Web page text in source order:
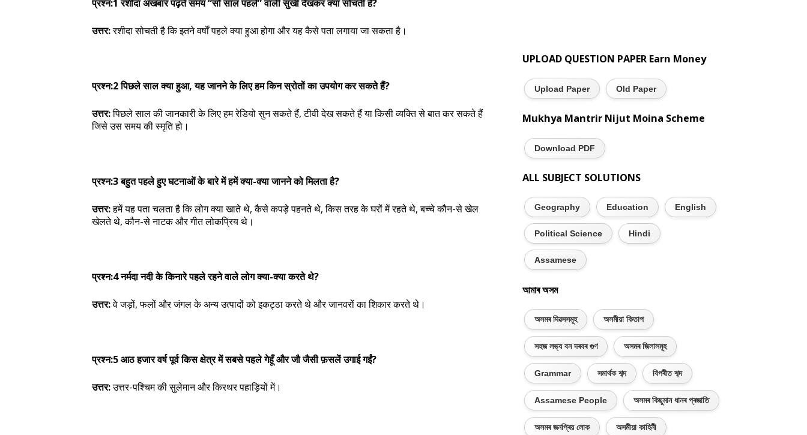
प्रश्न:1 रशीदा अखबार पढ़ते समय “सौ साल पहले” वाली सुर्खी देखकर क्या सोचती है?
उत्तर:रशीदा सोचती है कि इतने वर्षों पहले क्या हुआ होगा और यह कैसे पता लगाया जा सकता है।
प्रश्न:2 पिछले साल क्या हुआ, यह जानने के लिए हम किन स्रोतों का उपयोग कर सकते हैं?
उत्तर:पिछले साल की जानकारी के लिए हम रेडियो सुन सकते हैं, टीवी देख सकते हैं या किसी व्यक्ति से बात कर सकते हैं
जिसे उस समय की स्मृति हो।
प्रश्न:3 बहुत पहले हुए घटनाओं के बारे में हमें क्या-क्या जानने को मिलता है?
उत्तर:हमें यह पता चलता है कि लोग क्या खाते थे, कैसे कपड़े पहनते थे, किस तरह के घरों में रहते थे, बच्चे कौन-से खेल
खेलते थे, कौन-से नाटक और गीत लोकप्रिय थे।
प्रश्न:4 नर्मदा नदी के किनारे पहले रहने वाले लोग क्या-क्या करते थे?
उत्तर:वे जड़ों, फलों और जंगल के अन्य उत्पादों को इकट्ठा करते थे और जानवरों का शिकार करते थे।
प्रश्न:5 आठ हजार वर्ष पूर्व किस क्षेत्र में सबसे पहले गेहूँ और जौ जैसी फ़सलें उगाई गईं?
उत्तर:उत्तर-पश्चिम की सुलेमान और किरथर पहाड़ियों में।
UPLOAD QUESTION PAPER Earn Money
Upload Paper Old Paper
Mukhya Mantrir Nijut Moina Scheme
Download PDF
ALL SUBJECT SOLUTIONS
Geography Education English
Political Science Hindi
Assamese
আমাৰ অসম
অসমৰ দিৱসসমূহ অসমীয়া কিতাপ
সহজ লভ্য বন দৰবৰ গুণ অসমৰ জিলাসমূহ
Grammar সমাৰ্থক শব্দ বিপৰীত শব্দ
Assamese People অসমৰ কিছুমান ধানৰ প্ৰজাতি
অসমৰ জনপ্ৰিয় লোক অসমীয়া কাহিনী